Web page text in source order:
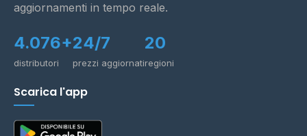
aggiornamenti in tempo reale.
4.076+
distributori
24/7
prezzi aggiornati
20
regioni
Scarica l'app